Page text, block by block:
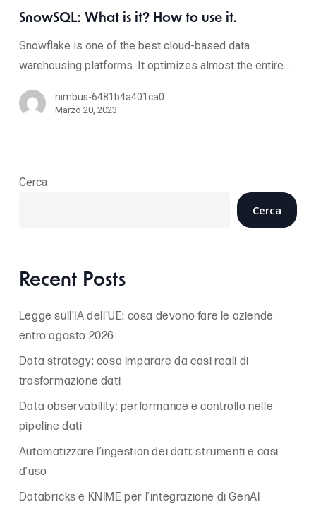
SnowSQL: What is it? How to use it.
Snowflake is one of the best cloud-based data
warehousing platforms. It optimizes almost the entire…
nimbus-6481b4a401ca0
Marzo 20, 2023
Cerca
Cerca
Recent Posts
Legge sull’IA dell’UE: cosa devono fare le aziende
entro agosto 2026
Data strategy: cosa imparare da casi reali di
trasformazione dati
Data observability: performance e controllo nelle
pipeline dati
Automatizzare l’ingestion dei dati: strumenti e casi
d’uso
Databricks e KNIME per l’integrazione di GenAI